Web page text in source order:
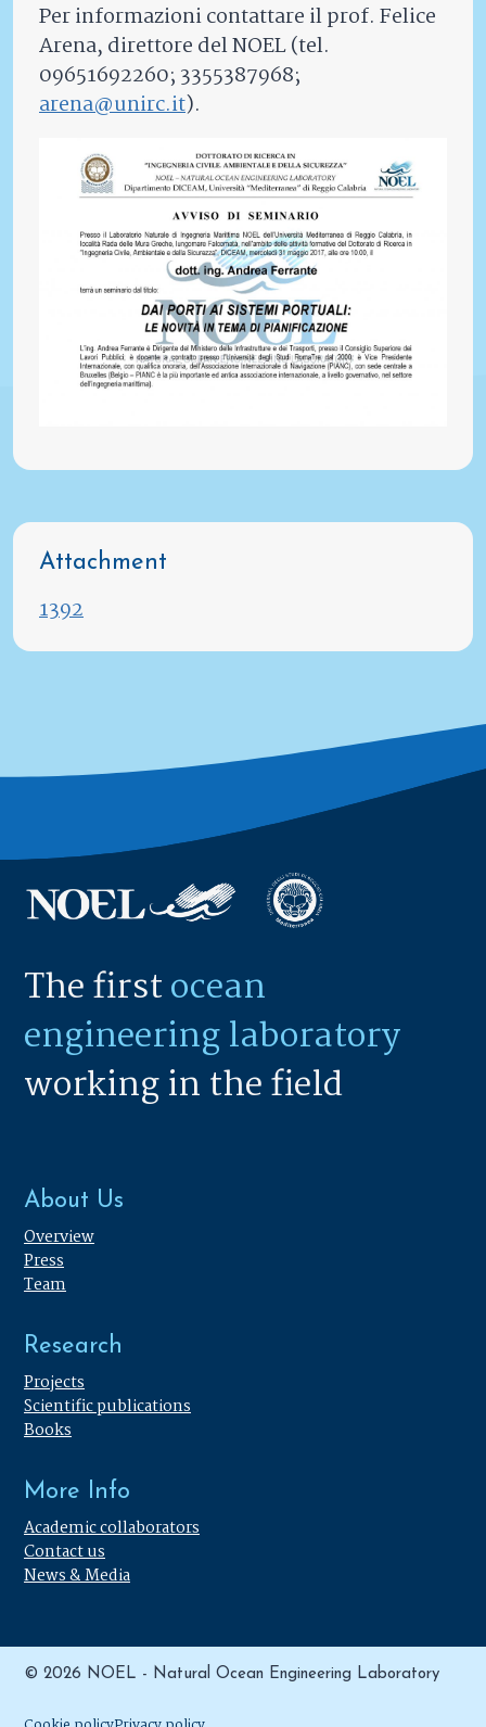
Per informazioni contattare il prof. Felice
Arena, direttore del NOEL (tel.
09651692260; 3355387968;
arena@unirc.it).
Attachment
1392
The firstocean
engineering laboratory
working in the field
About Us
Overview
Press
Team
Research
Projects
Scientific publications
Books
More Info
Academic collaborators
Contact us
News & Media
© 2026 NOEL - Natural Ocean Engineering Laboratory